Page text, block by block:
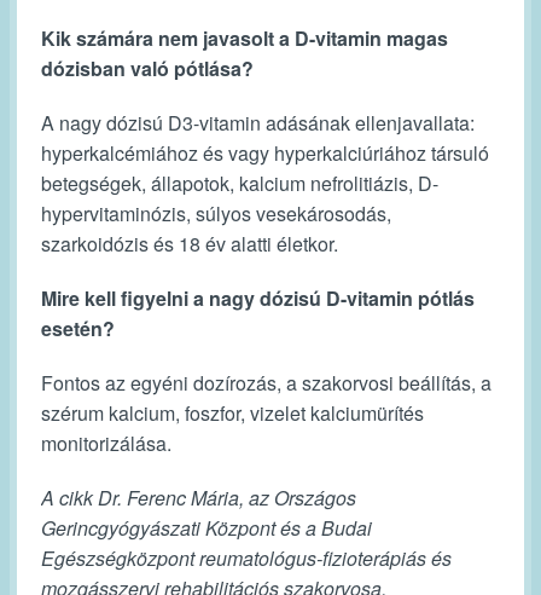
Kik számára nem javasolt a D-vitamin magas
dózisban való pótlása?
A nagy dózisú D3-vitamin adásának ellenjavallata:
hyperkalcémiához és vagy hyperkalciúriához társuló
betegségek, állapotok, kalcium nefrolitiázis, D-
hypervitaminózis, súlyos vesekárosodás,
szarkoidózis és 18 év alatti életkor.
Mire kell figyelni a nagy dózisú D-vitamin pótlás
esetén?
Fontosaz egyéni dozírozás, a szakorvosi beállítás, a
szérum kalcium, foszfor, vizelet kalciumürítés
monitorizálása.
A cikk Dr. Ferenc Mária, az Országos
Gerincgyógyászati Központ és a Budai
Egészségközpont reumatológus-fizioterápiás és
mozgásszervi rehabilitációs szakorvosa,